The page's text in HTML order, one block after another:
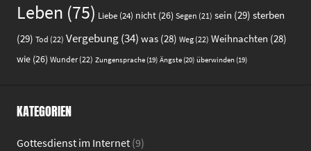
Leben (75) Liebe (24) nicht (26) Segen (21) sein (29) sterben
(29) Tod (22) Vergebung(34) was (28) Weg (22) Weihnachten (28)
wie (26) Wunder (22) Zungensprache (19) Ängste (20) überwinden (19)
KATEGORIEN
Gottesdienst im Internet (9)